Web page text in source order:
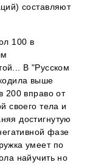
составляют
100 в
В "Русском
выше
200 вправо от
своего тела и
достигнутую
фазе
умеет по
найучить но